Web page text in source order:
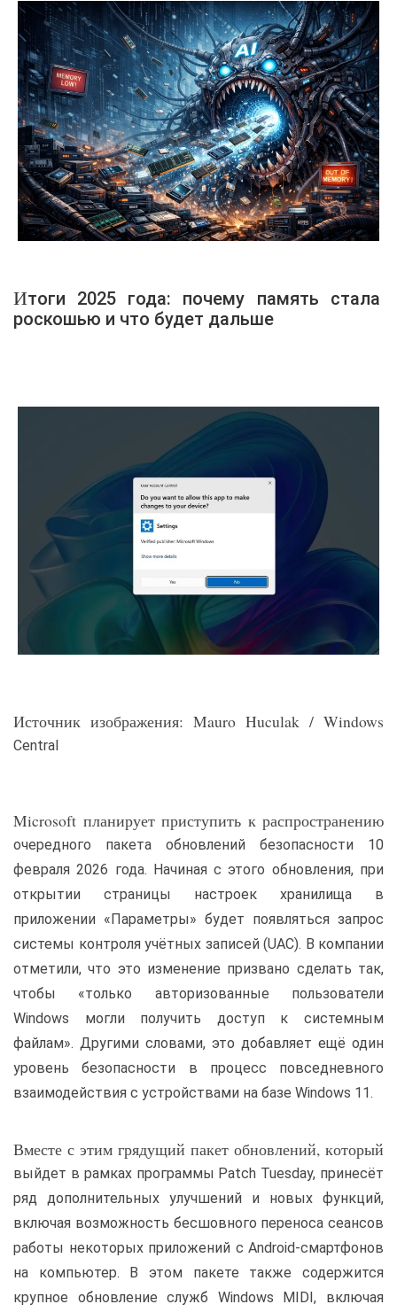
Итоги 2025 года: почему память стала
роскошью и что будет дальше
Источник изображения: Mauro Huculak / Windows
Central
Microsoft планирует приступить к распространению
очередного пакета обновлений безопасности 10
февраля 2026 года. Начиная с этого обновления, при
открытии страницы настроек хранилища в
приложении «Параметры» будет появляться запрос
системы контроля учётных записей (UAC). В компании
отметили, что это изменение призвано сделать так,
чтобы «только авторизованные пользователи
Windows могли получить доступ к системным
файлам». Другими словами, это добавляет ещё один
уровень безопасности в процесс повседневного
взаимодействия с устройствами на базе Windows 11.
Вместе с этим грядущий пакет обновлений, который
выйдет в рамках программы Patch Tuesday, принесёт
ряд дополнительных улучшений и новых функций,
включая возможность бесшовного переноса сеансов
работы некоторых приложений с Android-смартфонов
на компьютер. В этом пакете также содержится
крупное обновление служб Windows MIDI, включая